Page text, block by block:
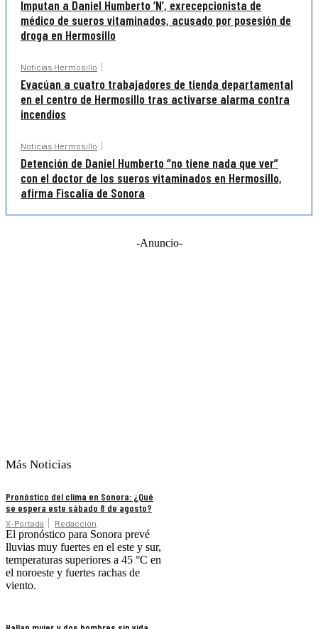
Imputan a Daniel Humberto ‘N’, exrecepcionista de
médico de sueros vitaminados, acusado por posesión de
droga en Hermosillo
Noticias Hermosillo
Evacúan a cuatro trabajadores de tienda departamental
en el centro de Hermosillo tras activarse alarma contra
incendios
Noticias Hermosillo
Detención de Daniel Humberto “no tiene nada que ver”
con el doctor de los sueros vitaminados en Hermosillo,
afirma Fiscalía de Sonora
-Anuncio-
Más Noticias
Pronóstico del clima en Sonora: ¿Qué
se espera este sábado 8 de agosto?
X-Portada Redacción
El pronóstico para Sonora prevé
lluvias muy fuertes en el este y sur,
temperaturas superiores a 45 °C en
el noroeste y fuertes rachas de
viento.